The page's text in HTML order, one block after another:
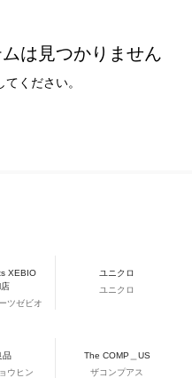
は見つかりません
ください。
XEBIO
ツゼビオ
ユニクロ
ユニクロ
品
ウヒン
The COMP＿US
ザコンプアス